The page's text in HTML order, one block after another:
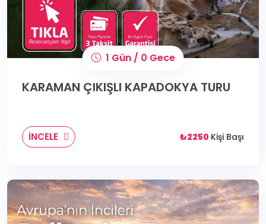
1 Gün / 0 Gece
KARAMAN ÇIKIŞLI KAPADOKYA TURU
İNCELE ₺2250 Kişi Başı